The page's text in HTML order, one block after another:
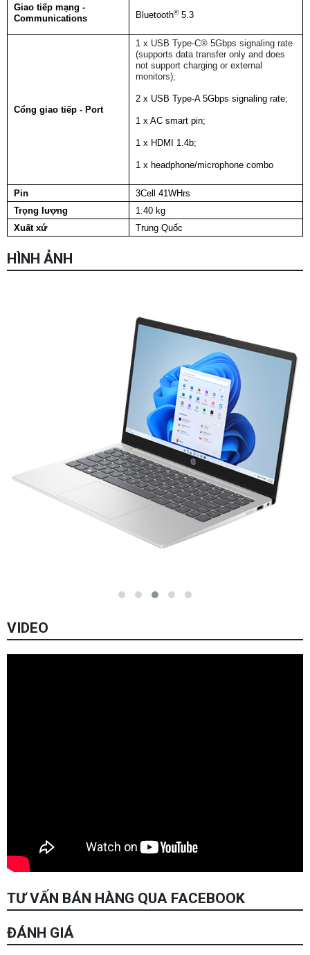
Chọn mua sản phẩm khác
Giao tiếp mạng -
Communications
Bluetooth®5.3
Cổng giao tiếp - Port
1 x USB Type-C® 5Gbps signaling rate
(supports data transfer only and does
not support charging or external
monitors);
2 x USB Type-A 5Gbps signaling rate;
1 x AC smart pin;
1 x HDMI 1.4b;
1 x headphone/microphone combo
Pin
3Cell 41WHrs
Trọng lượng
1.40 kg
Xuất xứ
Trung Quốc
HÌNH ẢNH
VIDEO
TƯ VẤN BÁN HÀNG QUA FACEBOOK
ĐÁNH GIÁ